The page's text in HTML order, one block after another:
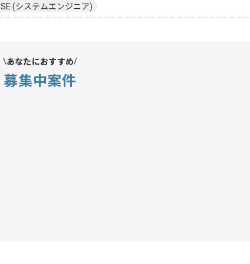
SE (システムエンジニア)
あなたにおすすめ
募集中案件